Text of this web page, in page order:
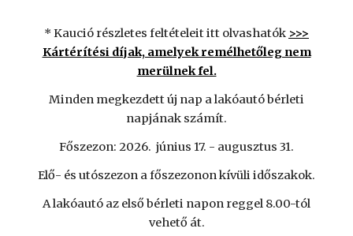
* Kaució részletes feltételeit itt olvashatók >>>
Kártérítési díjak, amelyek remélhetőleg nem
merülnek fel.
Minden megkezdett új nap a lakóautó bérleti
napjának számít.
Főszezon: 2026. június 17. - augusztus 31.
Elő- és utószezon a főszezonon kívüli időszakok.
A lakóautó az első bérleti napon reggel 8.00-tól
vehető át.